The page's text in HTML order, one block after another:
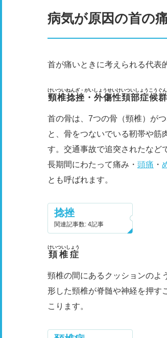
病気が原因の首の
首が痛いときに考えられる代表
頸椎捻挫・外傷性頚部症候群
けいついねんざ・がいしょうせいけいついしょうこうぐん
首の骨は、7つの骨（頸椎）が
と、骨をつないでいる靭帯や筋
す。交通事故で追突されたなど
長期間にわたって痛み・ 頭痛 ・
とも呼ばれます。
捻挫
関連記事数: 4記事
頚椎症
けいついしょう
頸椎の間にあるクッションのよ
形した頸椎が脊髄や神経を押す
こります。